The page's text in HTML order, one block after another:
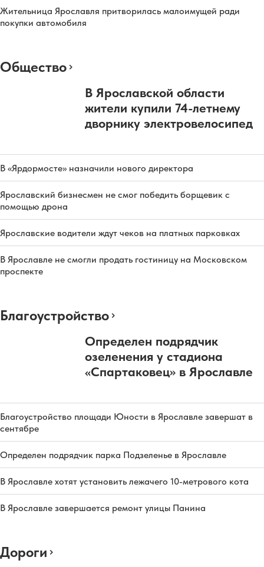
Жительница Ярославля притворилась малоимущей ради
покупки автомобиля
Общество
В Ярославской области
жители купили 74-летнему
дворнику электровелосипед
В «Ярдормосте» назначили нового директора
Ярославский бизнесмен не смог победить борщевик с
помощью дрона
Ярославские водители ждут чеков на платных парковках
В Ярославле не смогли продать гостиницу на Московском
проспекте
Благоустройство
Определен подрядчик
озеленения у стадиона
«Спартаковец» в Ярославле
Благоустройство площади Юности в Ярославле завершат в
сентябре
Определен подрядчик парка Подзеленье в Ярославле
В Ярославле хотят установить лежачего 10-метрового кота
В Ярославле завершается ремонт улицы Панина
Дороги